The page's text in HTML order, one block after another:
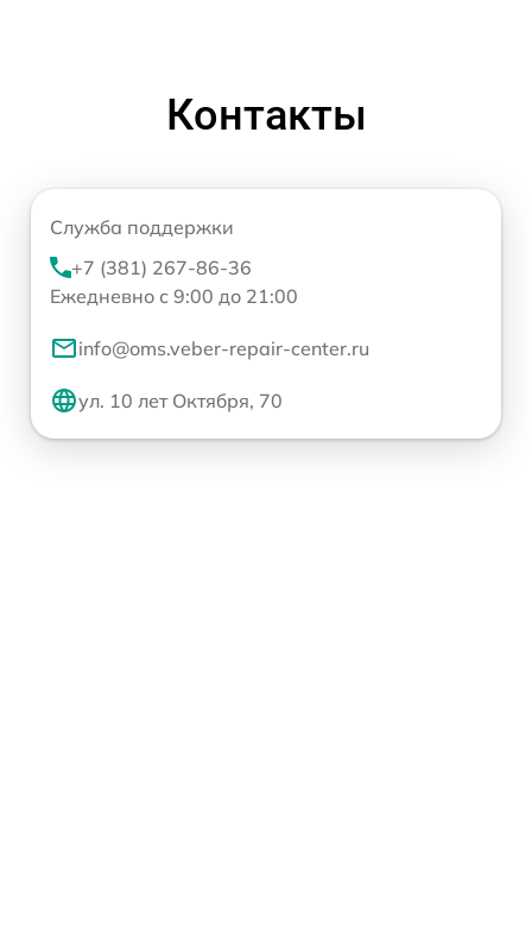
Контакты
Служба поддержки
+7 (381) 267-86-36
Ежедневно с 9:00 до 21:00
info@oms.veber-repair-center.ru
ул. 10 лет Октября, 70